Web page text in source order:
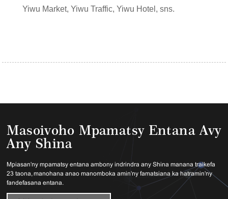
Yiwu Market, Yiwu Traffic, Yiwu Hotel, sns.
Masoivoho Mpamatsy Entana Avy
Any Shina
Mpiasan'ny mpamatsy entana ambony indrindra any Shina manana traikefa
23 taona, manohana anao manomboka amin'ny famatsiana ka hatramin'ny
fandefasana entana.